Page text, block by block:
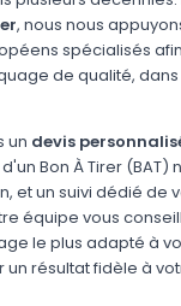
, nous nous
spécialisés
de qualité,
un devis
Bon À Tirer (BAT)
et un suivi dédié de
équipe vous
le plus adapté à
un résultat fidèle à